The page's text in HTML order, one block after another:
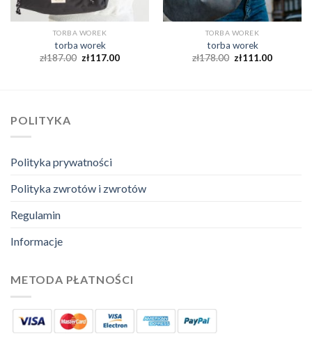
TORBA WOREK
torba worek
zł187.00 zł117.00
TORBA WOREK
torba worek
zł178.00 zł111.00
POLITYKA
Polityka prywatności
Polityka zwrotów i zwrotów
Regulamin
Informacje
METODA PŁATNOŚCI